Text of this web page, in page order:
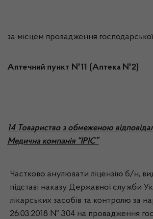
за місцем провадження господарської
Аптечний пункт №11 (Аптека №2)
14 Товариство з обмеженою
Медична компанія “ІРІС”
Частково анулювати ліцензію б/н,
підставі наказу Державної служби
лікарських засобів та контролю за
26.03.2018 № 304 на провадження